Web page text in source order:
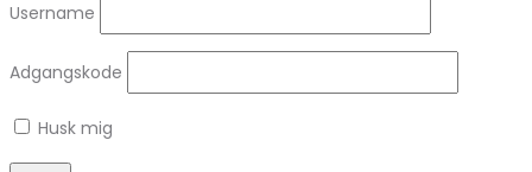
Username
Adgangskode
Husk mig